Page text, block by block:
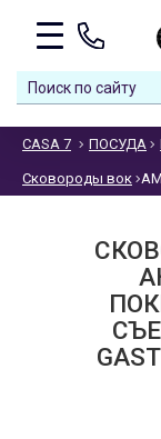
CASA 7 ПОСУДА
Сковороды вок